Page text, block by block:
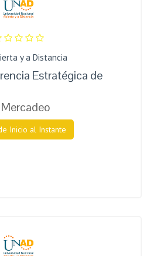
y a Distancia
Estratégica de
Inicio al Instante